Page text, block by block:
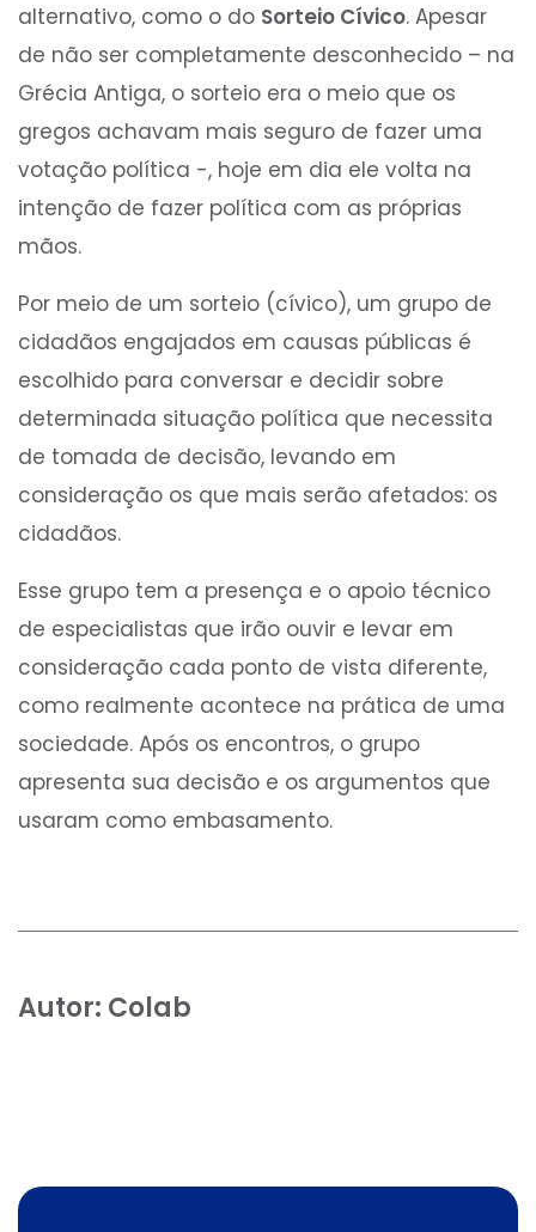
alternativo, como o do Sorteio Cívico. Apesar
de não ser completamente desconhecido – na
Grécia Antiga, o sorteio era o meio que os
gregos achavam mais seguro de fazer uma
votação política -, hoje em dia ele volta na
intenção de fazer política com as próprias
mãos.
Por meio de um sorteio (cívico), um grupo de
cidadãos engajados em causas públicas é
escolhido para conversar e decidir sobre
determinada situação política que necessita
de tomada de decisão, levando em
consideração os que mais serão afetados: os
cidadãos.
Esse grupo tem a presença e o apoio técnico
de especialistas que irão ouvir e levar em
consideração cada ponto de vista diferente,
como realmente acontece na prática de uma
sociedade. Após os encontros, o grupo
apresenta sua decisão e os argumentos que
usaram como embasamento.
Autor: Colab